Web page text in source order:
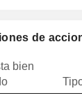
de
bien